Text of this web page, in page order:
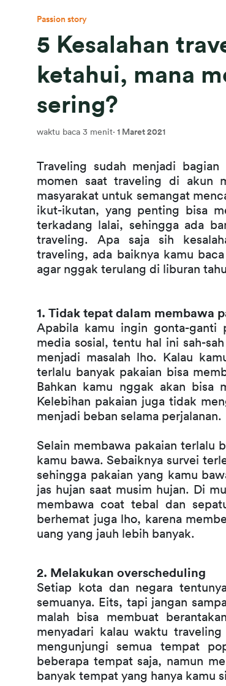
Passion story
5 Kesalahan
ketahui, mana
sering?
waktu baca 3 menit· 1 Maret 2021
Traveling sudah menjadi
momen saat traveling di akun
masyarakat untuk semangat
ikut-ikutan, yang penting bisa
terkadang lalai, sehingga ada
traveling. Apa saja sih
traveling, ada baiknya kamu
agar nggak terulang di liburan
1. Tidak tepat dalam membawa
Apabila kamu ingin gonta-ganti
media sosial, tentu hal ini sah-
menjadi masalah lho. Kalau
terlalu banyak pakaian bisa
Bahkan kamu nggak akan bisa
Kelebihan pakaian juga tidak
menjadi beban selama perjalanan.
Selain membawa pakaian terlalu
kamu bawa. Sebaiknya survei
sehingga pakaian yang kamu
jas hujan saat musim hujan. Di
membawa coat tebal dan
berhemat juga lho, karena
uang yang jauh lebih banyak.
2. Melakukan overscheduling
Setiap kota dan negara
semuanya. Eits, tapi jangan
malah bisa membuat
menyadari kalau waktu
mengunjungi semua tempat
beberapa tempat saja, namun
banyak tempat yang hanya kamu